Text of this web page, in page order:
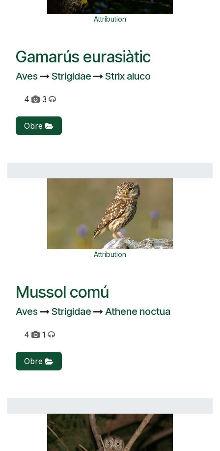
Attribution
Gamarús eurasiàtic
Aves Strigidae Strix aluco
4 3
Obre
Attribution
Mussol comú
Aves Strigidae Athene noctua
4 1
Obre